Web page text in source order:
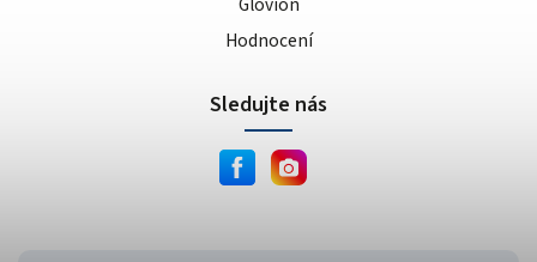
Hodnocení
Sledujte nás